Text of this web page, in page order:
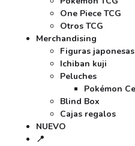
One Piece TCG
Otros TCG
Merchandising
Figuras japonesas
Ichiban kuji
Peluches
Pokémon
Blind Box
Cajas regalos
NUEVO
📍